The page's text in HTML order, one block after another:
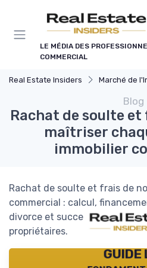
LE MÉDIA DES
COMMERCIAL
Real Estate Insiders Marché de
Blog
Rachat de soulte
maîtriser
immobilier
Rachat de soulte et frais de
commercial : calcul,
divorce et succession. Guide
propriétaires.
GUIDE